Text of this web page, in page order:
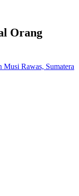
Orang
Musi Rawas, Sumatera